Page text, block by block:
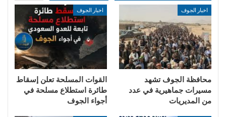
اخبار الجوف
محافظة الجوف تشهد
مسيرات جماهيرية في عدد
من المديريات
اخبار الجوف
القوات المسلحة تعلن إسقاط
طائرة استطلاع مسلحة في
أجواء الجوف